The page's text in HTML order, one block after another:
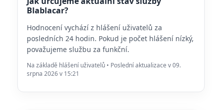
Blablacar?
Hodnocení vychází z hlášení uživatelů za
posledních 24 hodin. Pokud je počet hlášení nízký,
považujeme službu za funkční.
Na základě hlášení uživatelů • Poslední aktualizace v 09.
srpna 2026 v 15:21